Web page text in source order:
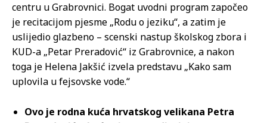
centru u Grabrovnici. Bogat uvodni program započeo
je recitacijom pjesme „Rodu o jeziku“, a zatim je
uslijedio glazbeno – scenski nastup školskog zbora i
KUD-a „Petar Preradović“ iz Grabrovnice, a nakon
toga je Helena Jakšić izvela predstavu „Kako sam
uplovila u fejsovske vode.“
Ovo je rodna kuća hrvatskog velikana Petra